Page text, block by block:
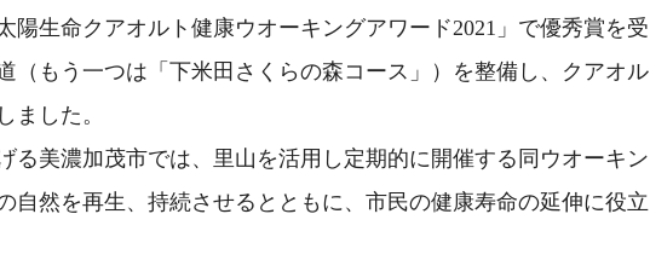
陽生命クアオルト健康ウオーキングアワード2021」で優秀賞を受
（もう一つは「下米田さくらの森コース」）を整備し、クアオル
ました。
る美濃加茂市では、里山を活用し定期的に開催する同ウオーキン
自然を再生、持続させるとともに、市民の健康寿命の延伸に役立